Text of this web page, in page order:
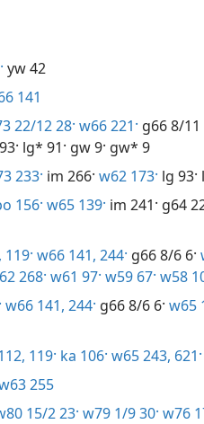
yw 42
141
22/12 28· w66 221· g66 8/11
lg* 91· gw 9· gw* 9
233· im 266· w62 173· lg 93·
156· w65 139· im 241· g64
119· w66 141, 244· g66 8/6 6·
268· w61 97· w59 67· w58
w66 141, 244· g66 8/6 6· w65
119· ka 106· w65 243, 621·
255
15/2 23· w79 1/9 30· w76